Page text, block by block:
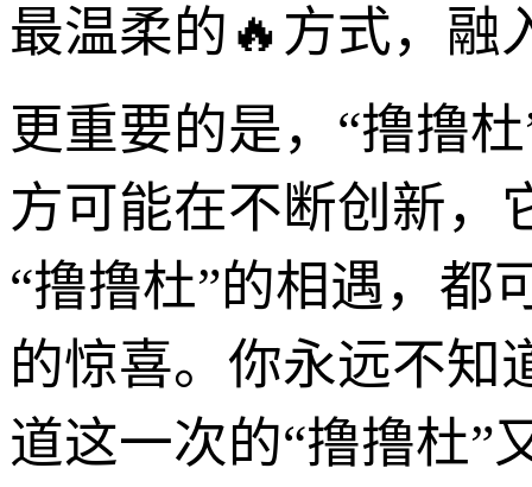
最温柔的🔥方式，融
更重要的是，“撸撸
方可能在不断创新，
“撸撸杜”的相遇，都
的惊喜。你永远不知
道这一次的“撸撸杜”